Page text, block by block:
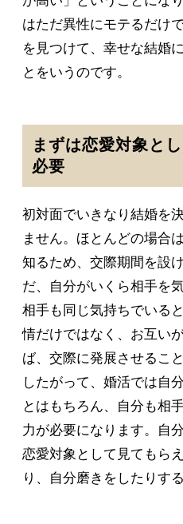
はただ異性にモテるだけ
を見つけて、幸せな結婚
とをいうのです。
まずは恋愛対象と
必要
初対面でいきなり結婚を
ません。ほとんどの場合
知るため、交際期間を設
だ、自分がいくら相手を
相手も同じ気持ちでいる
情だけではなく、お互い
ば、交際に発展させるこ
したがって、婚活では自
とはもちろん、自分も相
力が必要になります。自
恋愛対象として見てもら
り、自分磨きをしたりす